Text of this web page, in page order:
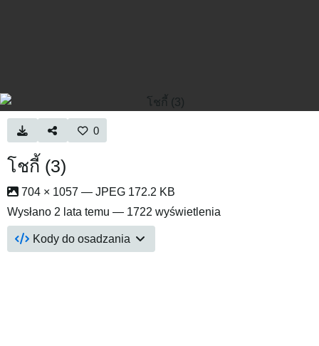
0
โชกี้ (3)
704 × 1057 — JPEG 172.2 KB
Wysłano 2 lata temu — 1722 wyświetlenia
Kody do osadzania